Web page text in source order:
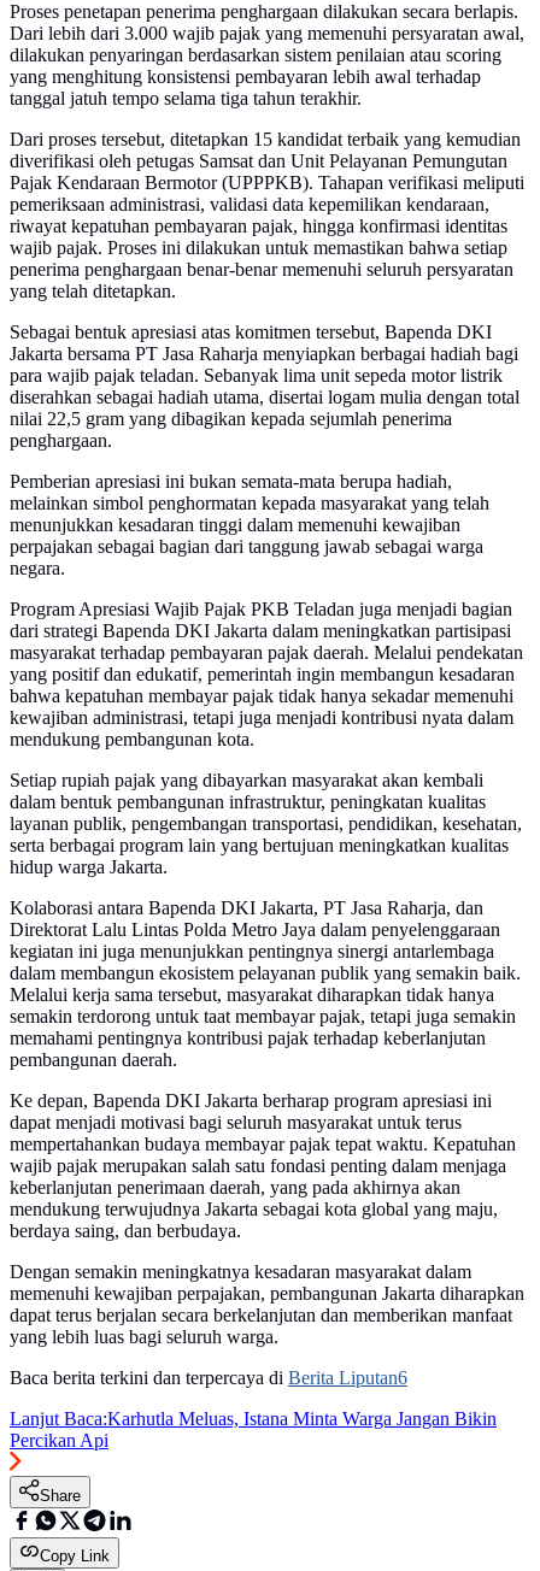
Proses penetapan penerima penghargaan dilakukan secara berlapis.
Dari lebih dari 3.000 wajib pajak yang memenuhi persyaratan awal,
dilakukan penyaringan berdasarkan sistem penilaian atau scoring
yang menghitung konsistensi pembayaran lebih awal terhadap
tanggal jatuh tempo selama tiga tahun terakhir.
Dari proses tersebut, ditetapkan 15 kandidat terbaik yang kemudian
diverifikasi oleh petugas Samsat dan Unit Pelayanan Pemungutan
Pajak Kendaraan Bermotor (UPPPKB). Tahapan verifikasi meliputi
pemeriksaan administrasi, validasi data kepemilikan kendaraan,
riwayat kepatuhan pembayaran pajak, hingga konfirmasi identitas
wajib pajak. Proses ini dilakukan untuk memastikan bahwa setiap
penerima penghargaan benar-benar memenuhi seluruh persyaratan
yang telah ditetapkan.
Sebagai bentuk apresiasi atas komitmen tersebut, Bapenda DKI
Jakarta bersama PT Jasa Raharja menyiapkan berbagai hadiah bagi
para wajib pajak teladan. Sebanyak lima unit sepeda motor listrik
diserahkan sebagai hadiah utama, disertai logam mulia dengan total
nilai 22,5 gram yang dibagikan kepada sejumlah penerima
penghargaan.
Pemberian apresiasi ini bukan semata-mata berupa hadiah,
melainkan simbol penghormatan kepada masyarakat yang telah
menunjukkan kesadaran tinggi dalam memenuhi kewajiban
perpajakan sebagai bagian dari tanggung jawab sebagai warga
negara.
Program Apresiasi Wajib Pajak PKB Teladan juga menjadi bagian
dari strategi Bapenda DKI Jakarta dalam meningkatkan partisipasi
masyarakat terhadap pembayaran pajak daerah. Melalui pendekatan
yang positif dan edukatif, pemerintah ingin membangun kesadaran
bahwa kepatuhan membayar pajak tidak hanya sekadar memenuhi
kewajiban administrasi, tetapi juga menjadi kontribusi nyata dalam
mendukung pembangunan kota.
Setiap rupiah pajak yang dibayarkan masyarakat akan kembali
dalam bentuk pembangunan infrastruktur, peningkatan kualitas
layanan publik, pengembangan transportasi, pendidikan, kesehatan,
serta berbagai program lain yang bertujuan meningkatkan kualitas
hidup warga Jakarta.
Kolaborasi antara Bapenda DKI Jakarta, PT Jasa Raharja, dan
Direktorat Lalu Lintas Polda Metro Jaya dalam penyelenggaraan
kegiatan ini juga menunjukkan pentingnya sinergi antarlembaga
dalam membangun ekosistem pelayanan publik yang semakin baik.
Melalui kerja sama tersebut, masyarakat diharapkan tidak hanya
semakin terdorong untuk taat membayar pajak, tetapi juga semakin
memahami pentingnya kontribusi pajak terhadap keberlanjutan
pembangunan daerah.
Ke depan, Bapenda DKI Jakarta berharap program apresiasi ini
dapat menjadi motivasi bagi seluruh masyarakat untuk terus
mempertahankan budaya membayar pajak tepat waktu. Kepatuhan
wajib pajak merupakan salah satu fondasi penting dalam menjaga
keberlanjutan penerimaan daerah, yang pada akhirnya akan
mendukung terwujudnya Jakarta sebagai kota global yang maju,
berdaya saing, dan berbudaya.
Dengan semakin meningkatnya kesadaran masyarakat dalam
memenuhi kewajiban perpajakan, pembangunan Jakarta diharapkan
dapat terus berjalan secara berkelanjutan dan memberikan manfaat
yang lebih luas bagi seluruh warga.
Baca berita terkini dan terpercaya di Berita Liputan6
Lanjut Baca:Karhutla Meluas, Istana Minta Warga Jangan Bikin
Percikan Api
Share
Copy Link